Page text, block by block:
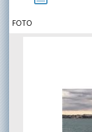
FOTO